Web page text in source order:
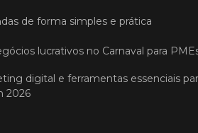
de forma simples e prática
lucrativos no Carnaval para
digital e ferramentas essenciais
2026